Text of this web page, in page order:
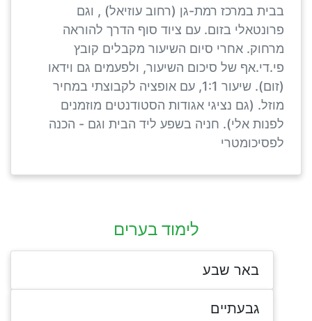
בבית במרכז רמת-גן (רחוב עוזיאל) , וגם
פרונטאלי בזום. עם ציוד סוף הדרך להוראה
מרחוק. אחרי סיום השיעור מקבלים קובץ
פי.די.אף של סיכום השיעור, ולפעמים גם וידאו
(זום). שיעור 1:1, עם אופציה לקבוצתי במחיר
מוזל. (גם נציגי אגודות הסטודנטים מוזמנים
לפנות אלי). חניה בשפע ליד הבית וגם - הכנה
לפסיכומטרי
לימוד בערים
באר שבע
גבעתיים